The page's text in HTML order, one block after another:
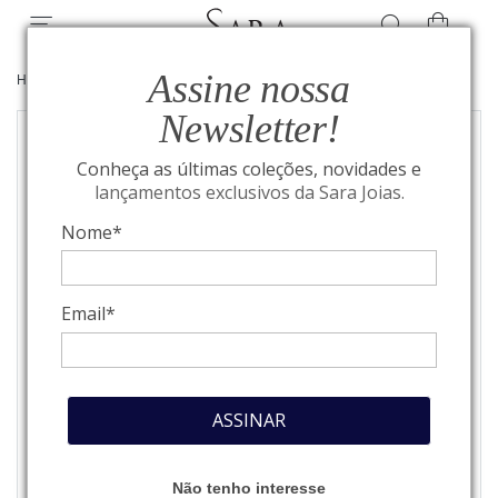
Assine nossa
Newsletter!
Conheça as últimas coleções, novidades e
lançamentos exclusivos da Sara Joias.
Nome*
Email*
ASSINAR
Não tenho interesse
HOME BRINCOS